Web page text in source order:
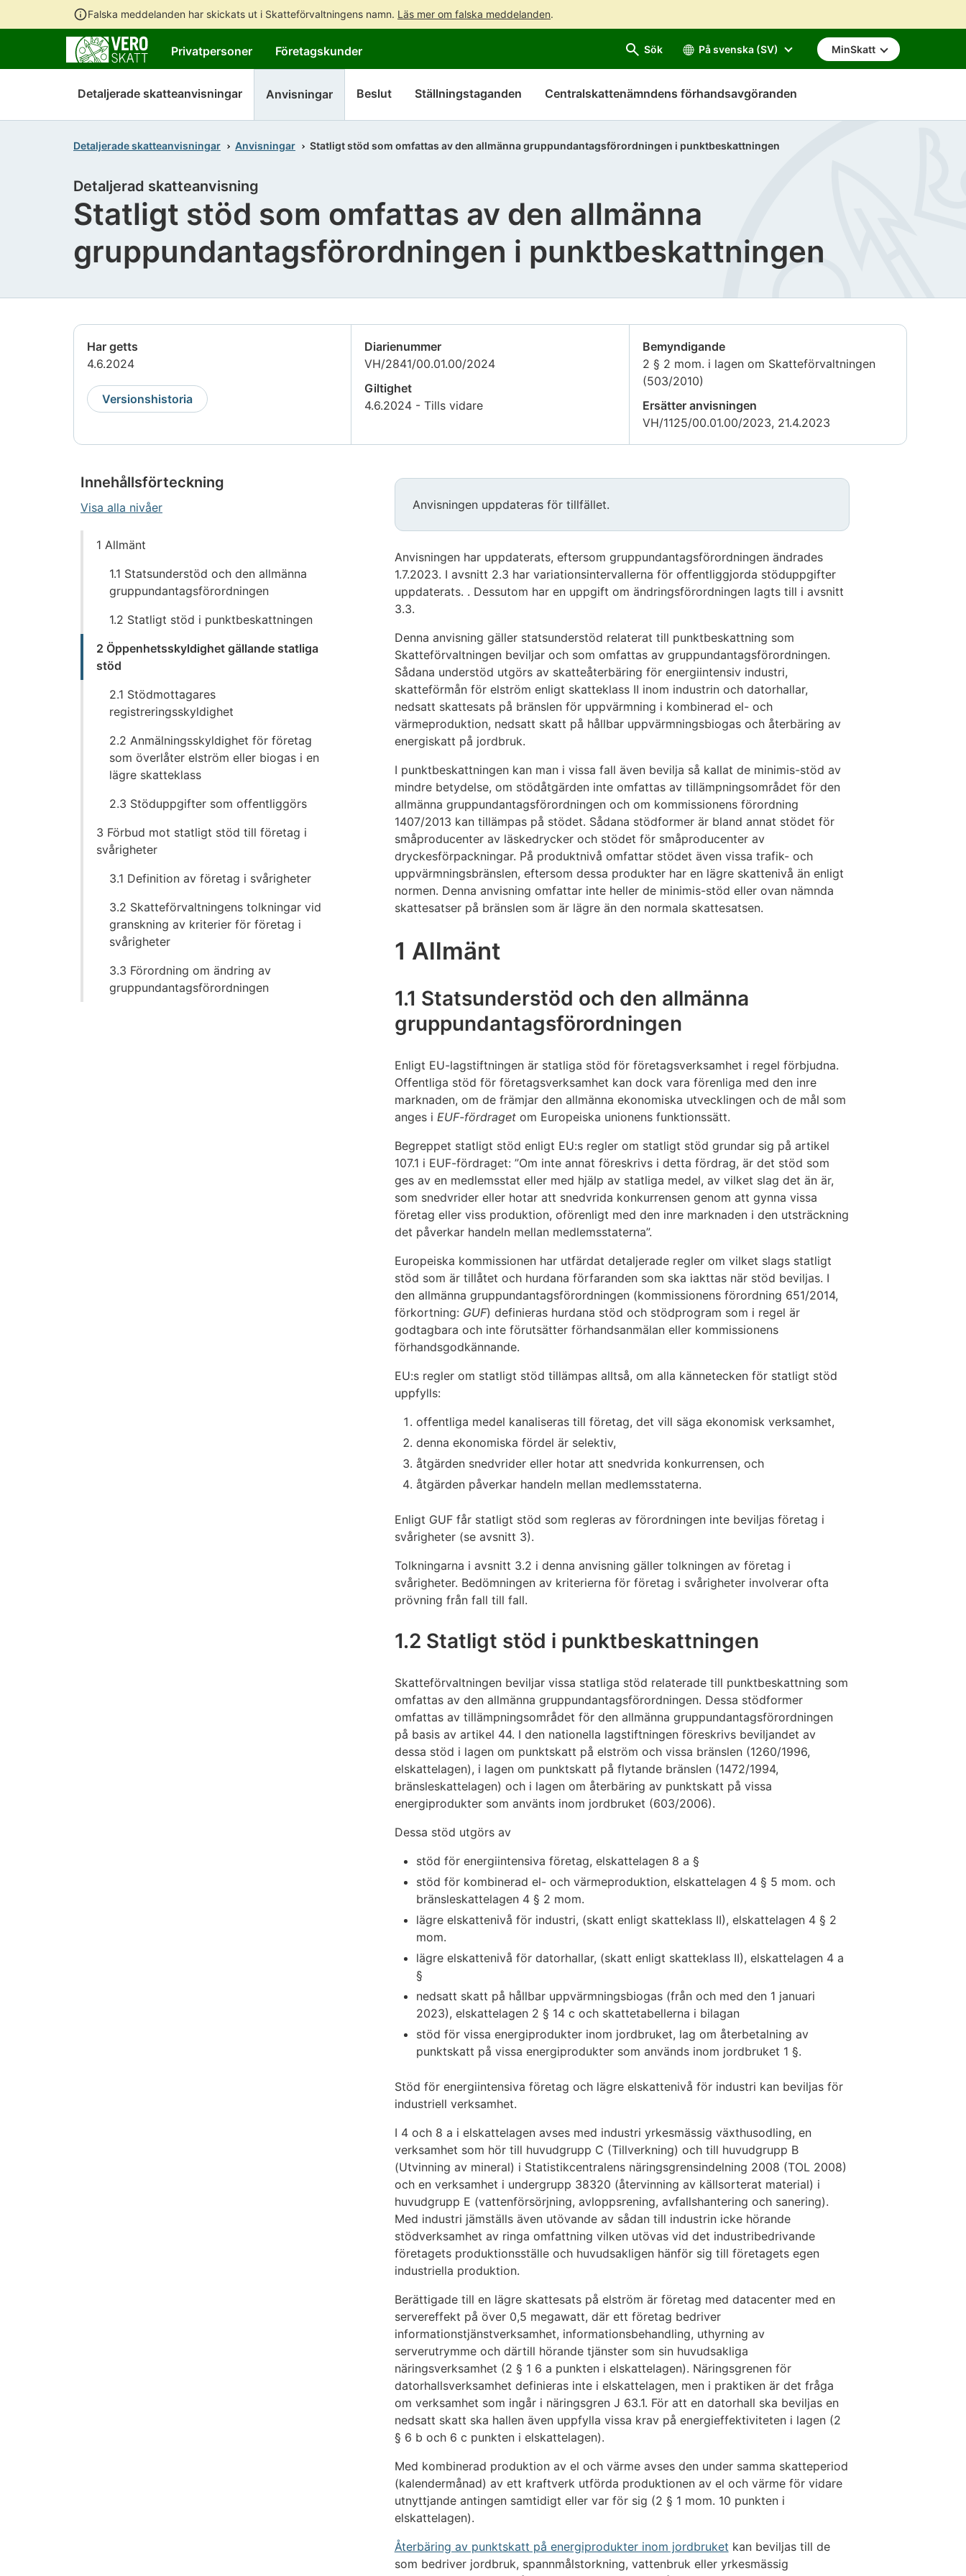
Falska meddelanden har skickats ut i Skatteförvaltningens namn. Läs mer om falska meddelanden.
till
innehållet
hela
webbplatsens
Privatpersoner Företagskunder Sök På svenska (SV) MinSkatt
Detaljerade skatteanvisningar Anvisningar Beslut Ställningstaganden Centralskattenämndens förhandsavgöranden
Detaljerade skatteanvisningar Anvisningar Statligt stöd som omfattas av den allmänna gruppundantagsförordningen i punktbeskattningen
Statligt stöd som omfattas av den allmänna
gruppundantagsförordningen i punktbeskattningen
Detaljerad skatteanvisning
Har getts
4.6.2024
Versionshistoria
Diarienummer
VH/2841/00.01.00/2024
Giltighet
4.6.2024 - Tills vidare
Bemyndigande
2 § 2 mom. i lagen om Skatteförvaltningen
(503/2010)
Ersätter anvisningen
VH/1125/00.01.00/2023, 21.4.2023
Innehållsförteckning
Visa alla nivåer
innehållet
1 Allmänt
1.1 Statsunderstöd och den allmänna
gruppundantagsförordningen
1.2 Statligt stöd i punktbeskattningen
2 Öppenhetsskyldighet gällande statliga
stöd
2.1 Stödmottagares
registreringsskyldighet
2.2 Anmälningsskyldighet för företag
som överlåter elström eller biogas i en
lägre skatteklass
2.3 Stöduppgifter som offentliggörs
3 Förbud mot statligt stöd till företag i
svårigheter
3.1 Definition av företag i svårigheter
3.2 Skatteförvaltningens tolkningar vid
granskning av kriterier för företag i
svårigheter
3.3 Förordning om ändring av
gruppundantagsförordningen
Anvisningen uppdateras för tillfället.
Anvisningen har uppdaterats, eftersom gruppundantagsförordningen ändrades
1.7.2023. I avsnitt 2.3 har variationsintervallerna för offentliggjorda stöduppgifter
uppdaterats. . Dessutom har en uppgift om ändringsförordningen lagts till i avsnitt
3.3.
Denna anvisning gäller statsunderstöd relaterat till punktbeskattning som
Skatteförvaltningen beviljar och som omfattas av gruppundantagsförordningen.
Sådana understöd utgörs av skatteåterbäring för energiintensiv industri,
skatteförmån för elström enligt skatteklass II inom industrin och datorhallar,
nedsatt skattesats på bränslen för uppvärmning i kombinerad el- och
värmeproduktion, nedsatt skatt på hållbar uppvärmningsbiogas och återbäring av
energiskatt på jordbruk.
I punktbeskattningen kan man i vissa fall även bevilja så kallat de minimis-stöd av
mindre betydelse, om stödåtgärden inte omfattas av tillämpningsområdet för den
allmänna gruppundantagsförordningen och om kommissionens förordning
1407/2013 kan tillämpas på stödet. Sådana stödformer är bland annat stödet för
småproducenter av läskedrycker och stödet för småproducenter av
dryckesförpackningar. På produktnivå omfattar stödet även vissa trafik- och
uppvärmningsbränslen, eftersom dessa produkter har en lägre skattenivå än enligt
normen. Denna anvisning omfattar inte heller de minimis-stöd eller ovan nämnda
skattesatser på bränslen som är lägre än den normala skattesatsen.
1 Allmänt
1.1 Statsunderstöd och den allmänna
gruppundantagsförordningen
Enligt EU-lagstiftningen är statliga stöd för företagsverksamhet i regel förbjudna.
Offentliga stöd för företagsverksamhet kan dock vara förenliga med den inre
marknaden, om de främjar den allmänna ekonomiska utvecklingen och de mål som
anges i EUF-fördragetom Europeiska unionens funktionssätt.
Begreppet statligt stöd enligt EU:s regler om statligt stöd grundar sig på artikel
107.1 i EUF-fördraget: ”Om inte annat föreskrivs i detta fördrag, är det stöd som
ges av en medlemsstat eller med hjälp av statliga medel, av vilket slag det än är,
som snedvrider eller hotar att snedvrida konkurrensen genom att gynna vissa
företag eller viss produktion, oförenligt med den inre marknaden i den utsträckning
det påverkar handeln mellan medlemsstaterna”.
Europeiska kommissionen har utfärdat detaljerade regler om vilket slags statligt
stöd som är tillåtet och hurdana förfaranden som ska iakttas när stöd beviljas. I
den allmänna gruppundantagsförordningen (kommissionens förordning 651/2014,
förkortning: GUF) definieras hurdana stöd och stödprogram som i regel är
godtagbara och inte förutsätter förhandsanmälan eller kommissionens
förhandsgodkännande.
EU:s regler om statligt stöd tillämpas alltså, om alla kännetecken för statligt stöd
uppfylls:
offentliga medel kanaliseras till företag, det vill säga ekonomisk verksamhet,
denna ekonomiska fördel är selektiv,
åtgärden snedvrider eller hotar att snedvrida konkurrensen, och
åtgärden påverkar handeln mellan medlemsstaterna.
Enligt GUF får statligt stöd som regleras av förordningen inte beviljas företag i
svårigheter (se avsnitt 3).
Tolkningarna i avsnitt 3.2 i denna anvisning gäller tolkningen av företag i
svårigheter. Bedömningen av kriterierna för företag i svårigheter involverar ofta
prövning från fall till fall.
1.2 Statligt stöd i punktbeskattningen
Skatteförvaltningen beviljar vissa statliga stöd relaterade till punktbeskattning som
omfattas av den allmänna gruppundantagsförordningen. Dessa stödformer
omfattas av tillämpningsområdet för den allmänna gruppundantagsförordningen
på basis av artikel 44. I den nationella lagstiftningen föreskrivs beviljandet av
dessa stöd i lagen om punktskatt på elström och vissa bränslen (1260/1996,
elskattelagen), i lagen om punktskatt på flytande bränslen (1472/1994,
bränsleskattelagen) och i lagen om återbäring av punktskatt på vissa
energiprodukter som använts inom jordbruket (603/2006).
Dessa stöd utgörs av
stöd för energiintensiva företag, elskattelagen 8 a §
stöd för kombinerad el- och värmeproduktion, elskattelagen 4 § 5 mom. och
bränsleskattelagen 4 § 2 mom.
lägre elskattenivå för industri, (skatt enligt skatteklass II), elskattelagen 4 § 2
mom.
lägre elskattenivå för datorhallar, (skatt enligt skatteklass II), elskattelagen 4 a
§
nedsatt skatt på hållbar uppvärmningsbiogas (från och med den 1 januari
2023), elskattelagen 2 § 14 c och skattetabellerna i bilagan
stöd för vissa energiprodukter inom jordbruket, lag om återbetalning av
punktskatt på vissa energiprodukter som används inom jordbruket 1 §.
Stöd för energiintensiva företag och lägre elskattenivå för industri kan beviljas för
industriell verksamhet.
I 4 och 8 a i elskattelagen avses med industri yrkesmässig växthusodling, en
verksamhet som hör till huvudgrupp C (Tillverkning) och till huvudgrupp B
(Utvinning av mineral) i Statistikcentralens näringsgrensindelning 2008 (TOL 2008)
och en verksamhet i undergrupp 38320 (återvinning av källsorterat material) i
huvudgrupp E (vattenförsörjning, avloppsrening, avfallshantering och sanering).
Med industri jämställs även utövande av sådan till industrin icke hörande
stödverksamhet av ringa omfattning vilken utövas vid det industribedrivande
företagets produktionsställe och huvudsakligen hänför sig till företagets egen
industriella produktion.
Berättigade till en lägre skattesats på elström är företag med datacenter med en
servereffekt på över 0,5 megawatt, där ett företag bedriver
informationstjänstverksamhet, informationsbehandling, uthyrning av
serverutrymme och därtill hörande tjänster som sin huvudsakliga
näringsverksamhet (2 § 1 6 a punkten i elskattelagen). Näringsgrenen för
datorhallsverksamhet definieras inte i elskattelagen, men i praktiken är det fråga
om verksamhet som ingår i näringsgren J 63.1. För att en datorhall ska beviljas en
nedsatt skatt ska hallen även uppfylla vissa krav på energieffektiviteten i lagen (2
§ 6 b och 6 c punkten i elskattelagen).
Med kombinerad produktion av el och värme avses den under samma skatteperiod
(kalendermånad) av ett kraftverk utförda produktionen av el och värme för vidare
utnyttjande antingen samtidigt eller var för sig (2 § 1 mom. 10 punkten i
elskattelagen).
Återbäring av punktskatt på energiprodukter inom jordbruket kan beviljas till de
som bedriver jordbruk, spannmålstorkning, vattenbruk eller yrkesmässig